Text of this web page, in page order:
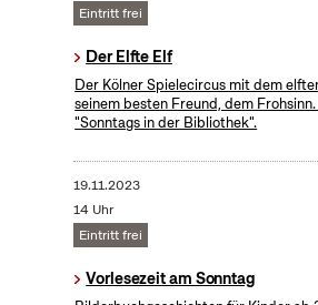
Eintritt frei
Der Elfte Elf
Der Kölner Spielecircus mit dem
seinem besten Freund, dem
"Sonntags in der Bibliothek".
19.11.2023
14 Uhr
Eintritt frei
Vorlesezeit am Sonntag